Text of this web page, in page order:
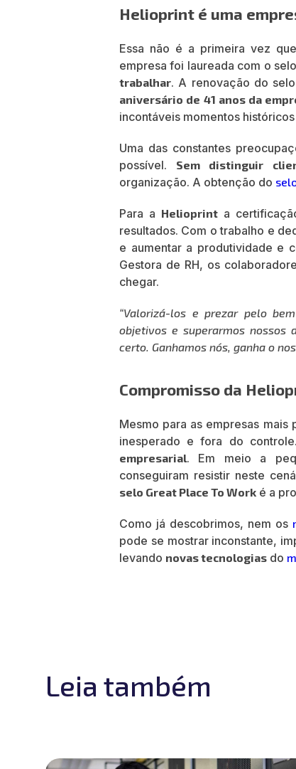
Helioprint é uma
Essa não é a primeira vez
empresa foi laureada com o
trabalhar. A renovação do
aniversário de 41 anos da
incontáveis momentos
Uma das constantes
possível. Sem distinguir
organização. A obtenção do
Para a Helioprint a
resultados. Com o trabalho e
e aumentar a produtividade e
Gestora de RH, os
chegar.
“Valorizá-los e prezar pelo
objetivos e superarmos nossos
certo. Ganhamos nós, ganha o
Compromisso da
Mesmo para as empresas mais
inesperado e fora do
empresarial. Em meio a
conseguiram resistir neste
selo Great Place To Work é a
Como já descobrimos, nem os
pode se mostrar inconstante,
levando novas tecnologias do
Leia também